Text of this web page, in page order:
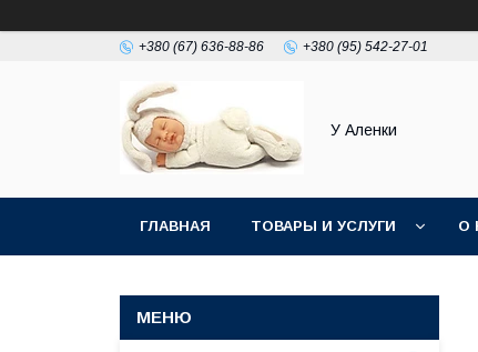
+380 (67) 636-88-86 +380 (95) 542-27-01
У Аленки
ГЛАВНАЯ ТОВАРЫ И УСЛУГИ О